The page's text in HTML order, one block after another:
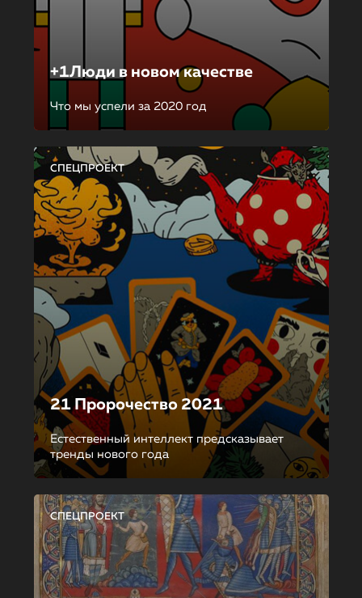
+1Люди в новом качестве
Что мы успели за 2020 год
СПЕЦПРОЕКТ
21 Пророчество 2021
Естественный интеллект предсказывает
тренды нового года
СПЕЦПРОЕКТ